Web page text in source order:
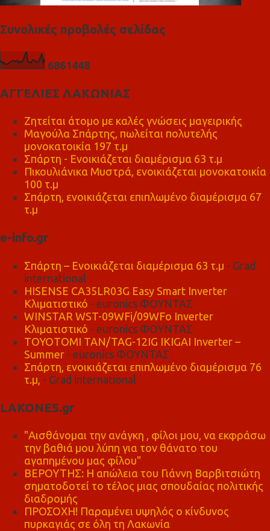
Συνολικές προβολές σελίδας
6861448
ΑΓΓΕΛΙΕΣ ΛΑΚΩΝΙΑΣ
Ζητείται άτομο με καλές γνώσεις μαγειρικής
Μαγούλα Σπάρτης, πωλείται πολυτελής
μονοκατοικία 197 τ.μ
Σπάρτη - Ενοικιάζεται διαμέρισμα 63 τ.μ
Πικουλιάνικα Μυστρά, ενοικιάζεται μονοκατοικία
100 τ.μ
Σπάρτη, ενοικιάζεται επιπλωμένο διαμέρισμα 67
τ.μ
e-info.gr
Σπάρτη – Ενοικιάζεται διαμέρισμα 63 τ.μ - Grad
international
HISENSE CA35LR03G Easy Smart Inverter
Κλιματιστικό - euronics ΦΟΥΝΤΑΣ
WINSTAR WST-09WFi/09WFo Inverter
Κλιματιστικό - euronics ΦΟΥΝΤΑΣ
TOYOTOMI TAN/TAG-12IG IKIGAI Inverter –
Summer - euronics ΦΟΥΝΤΑΣ
Σπάρτη, ενοικιάζεται επιπλωμένο διαμέρισμα 76
τ.μ, - Grad international
LAKONES.gr
"Αισθάνομαι την ανάγκη , φίλοι μου, να εκφράσω
την βαθιά μου λύπη για τον θάνατο του
αγαπημένου μας φίλου"
ΒΕΡΟΥΤΗΣ: Η απώλεια του Γιάννη Βαρβιτσιώτη
σηματοδοτεί το τέλος μιας σπουδαίας πολιτικής
διαδρομής
ΠΡΟΣΟΧΗ! Παραμένει υψηλός ο κίνδυνος
πυρκαγιάς σε όλη τη Λακωνία